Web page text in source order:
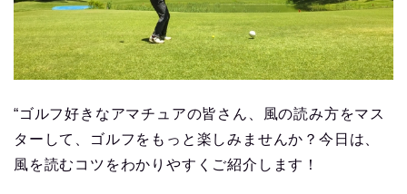
“ゴルフ好きなアマチュアの皆さん、風の読み方をマス
ターして、ゴルフをもっと楽しみませんか？今日は、
風を読むコツをわかりやすくご紹介します！